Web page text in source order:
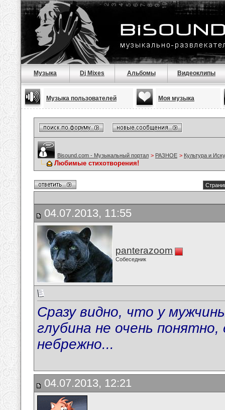
Музыка Dj Mixes Альбомы Видеоклипы
Музыка пользователей Моя музыка
Bisound.com - Музыкальный портал > РАЗНОЕ > Культура и
Любимые стихотворения!
04.07.2013, 11:55
panterazoom
Собеседник
Сразу видно, что у
глубина не очень
небрежно...
04.07.2013, 12:21